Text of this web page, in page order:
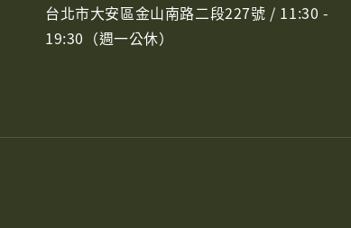
台北市大安區金山南路二段227號 / 11:30 -
19:30（週一公休）